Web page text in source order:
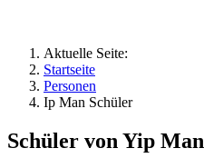
Aktuelle Seite:
Startseite
Personen
Ip Man Schüler
Schüler von Yip Man